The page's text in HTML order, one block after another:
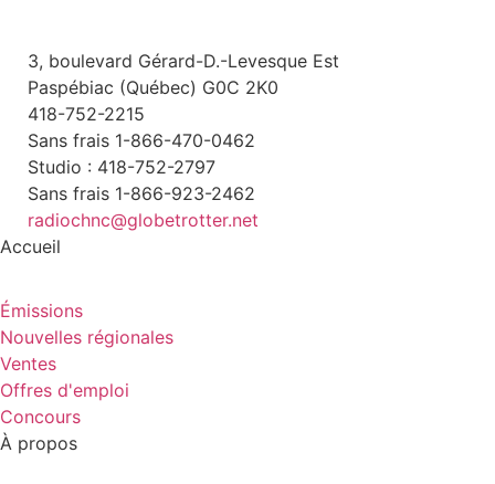
3, boulevard Gérard-D.-Levesque Est
Paspébiac (Québec) G0C 2K0
418-752-2215
Sans frais 1-866-470-0462
Studio : 418-752-2797
Sans frais 1-866-923-2462
radiochnc@globetrotter.net
Accueil
Émissions
Nouvelles régionales
Ventes
Offres d'emploi
Concours
À propos